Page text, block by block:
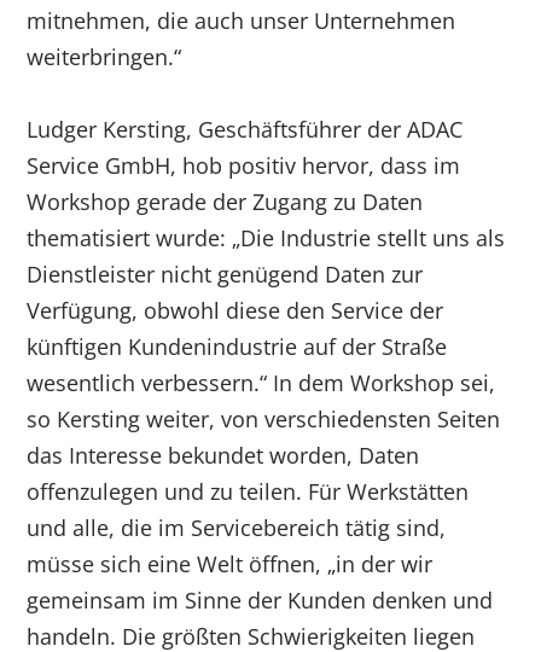
mitnehmen, die auch unser Unternehmen
weiterbringen.“
Ludger Kersting, Geschäftsführer der ADAC
Service GmbH, hob positiv hervor, dass im
Workshop gerade der Zugang zu Daten
thematisiert wurde: „Die Industrie stellt uns als
Dienstleister nicht genügend Daten zur
Verfügung, obwohl diese den Service der
künftigen Kundenindustrie auf der Straße
wesentlich verbessern.“ In dem Workshop sei,
so Kersting weiter, von verschiedensten Seiten
das Interesse bekundet worden, Daten
offenzulegen und zu teilen. Für Werkstätten
und alle, die im Servicebereich tätig sind,
müsse sich eine Welt öffnen, „in der wir
gemeinsam im Sinne der Kunden denken und
handeln. Die größten Schwierigkeiten liegen